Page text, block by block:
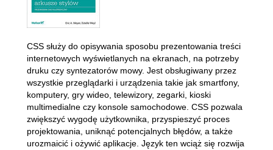
CSS służy do opisywania sposobu prezentowania treści
internetowych wyświetlanych na ekranach, na potrzeby
druku czy syntezatorów mowy. Jest obsługiwany przez
wszystkie przeglądarki i urządzenia takie jak smartfony,
komputery, gry wideo, telewizory, zegarki, kioski
multimedialne czy konsole samochodowe. CSS pozwala
zwiększyć wygodę użytkownika, przyspieszyć proces
projektowania, uniknąć potencjalnych błędów, a także
urozmaicić i ożywić aplikacje. Język ten wciąż się rozwija